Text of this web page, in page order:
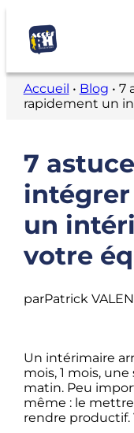
Accueil • Blog • 7
rapidement un
7
un
votre
parPatrick
Un intérimaire
mois, 1 mois,
matin. Peu
même : le
rendre productif.